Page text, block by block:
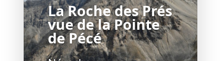
La Roche des Prés
vue de la Pointe
de Pécé